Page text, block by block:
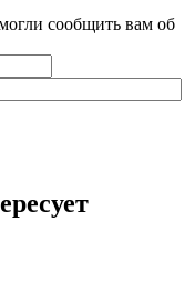
сообщить вам об